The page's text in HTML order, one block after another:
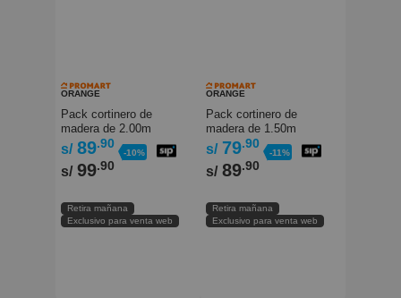
ORANGE
Pack cortinero de
madera de 2.00m
Jacaranda Orange
s/ 89.90
-10%
s/ 99.90
Retira mañana
Exclusivo para venta web
ORANGE
Pack cortinero de
madera de 1.50m
Blanco Orange
s/ 79.90
-11%
s/ 89.90
Retira mañana
Exclusivo para venta web